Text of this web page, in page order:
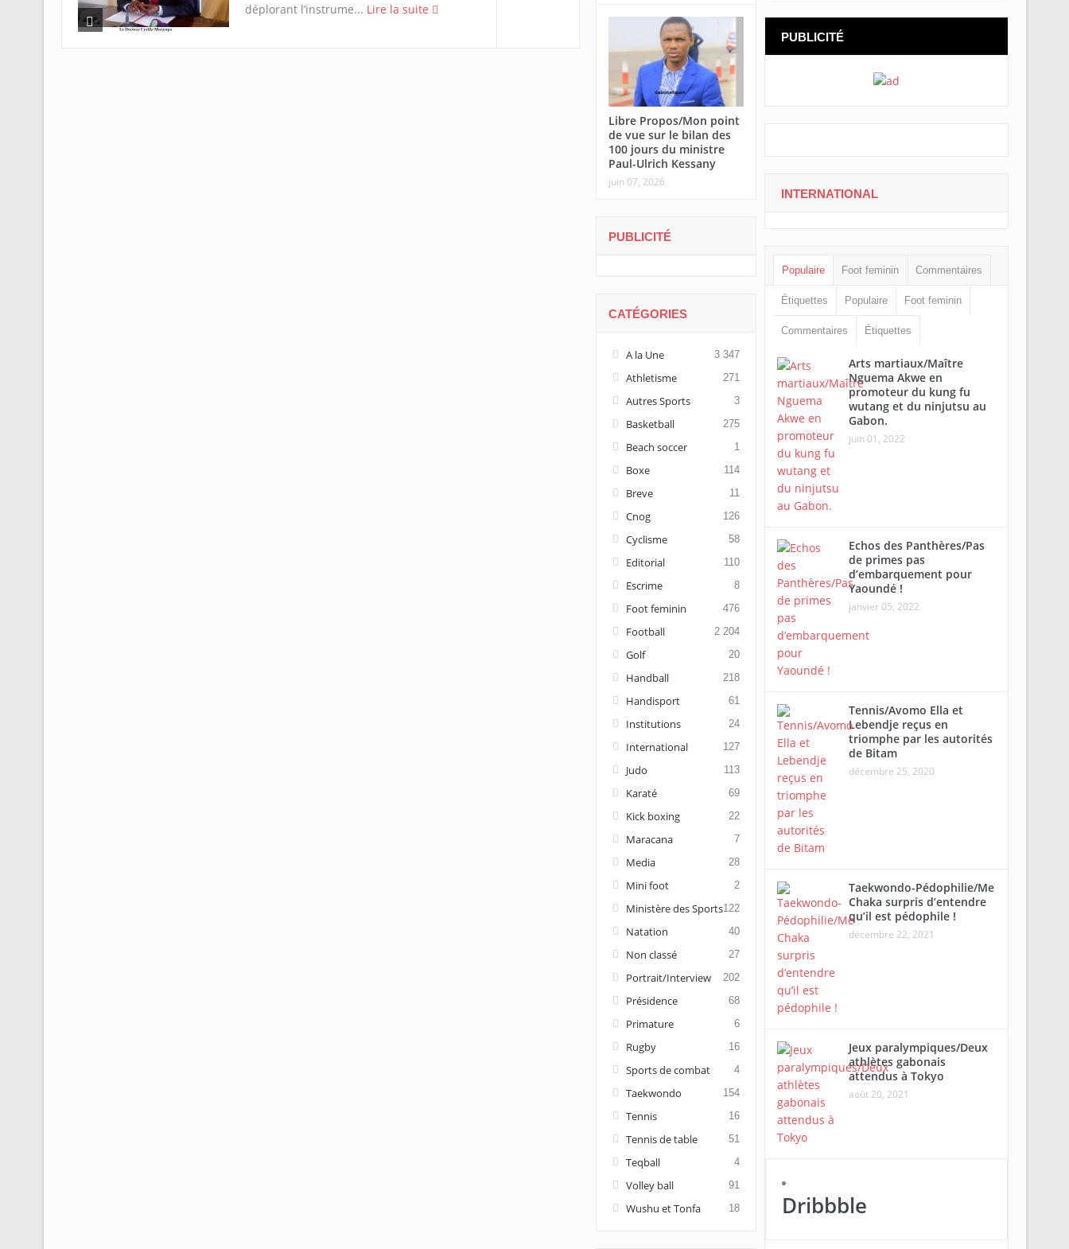
déplorant l’instrume... Lire la suite
Libre Propos/Mon point
de vue sur le bilan des
100 jours du ministre
Paul-Ulrich Kessany
juin 07, 2026
PUBLICITÉ
CATÉGORIES
A la Une 3 347
Athletisme 271
Autres Sports 3
Basketball 275
Beach soccer 1
Boxe 114
Breve 11
Cnog 126
Cyclisme 58
Editorial 110
Escrime 8
Foot feminin 476
Football 2 204
Golf 20
Handball 218
Handisport 61
Institutions 24
International 127
Judo 113
Karaté 69
Kick boxing 22
Maracana 7
Media 28
Mini foot 2
Ministère des Sports122
Natation 40
Non classé 27
Portrait/Interview 202
Présidence 68
Primature 6
Rugby 16
Sports de combat 4
Taekwondo 154
Tennis 16
Tennis de table 51
Teqball 4
Volley ball 91
Wushu et Tonfa 18
PUBLICITÉ
INTERNATIONAL
Populaire Foot feminin Commentaires
Étiquettes Populaire Foot feminin
Commentaires Étiquettes
Arts martiaux/Maître
Nguema Akwe en
promoteur du kung fu
wutang et du ninjutsu au
Gabon.
juin 01, 2022
Echos des Panthères/Pas
de primes pas
d’embarquement pour
Yaoundé !
janvier 05, 2022
Tennis/Avomo Ella et
Lebendje reçus en
triomphe par les autorités
de Bitam
décembre 25, 2020
Taekwondo-Pédophilie/Me
Chaka surpris d’entendre
qu’il est pédophile !
décembre 22, 2021
Jeux paralympiques/Deux
athlètes gabonais
attendus à Tokyo
août 20, 2021
Dribbble